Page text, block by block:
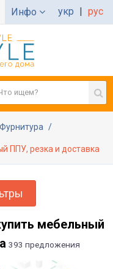
Инфо укр | рус
Фурнитура
ППУ, резка и доставка
мебельный
393 предложения